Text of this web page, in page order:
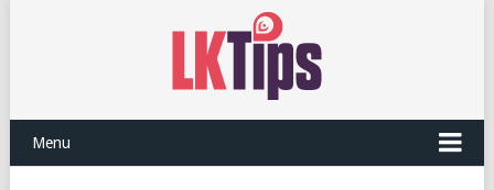
Menu